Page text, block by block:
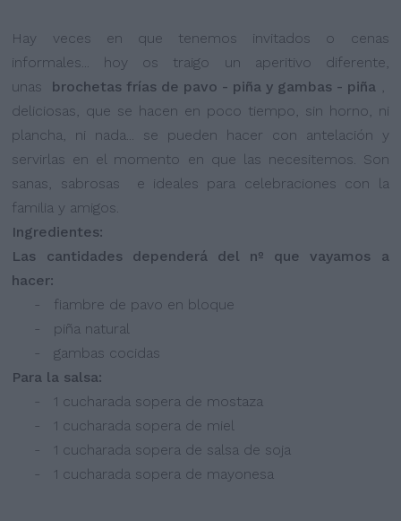
Hay veces en que tenemos invitados o cenas
informales... hoy os traigo un aperitivo diferente,
unas brochetas frías de pavo - piña y gambas - piña ,
deliciosas, que se hacen en poco tiempo, sin horno, ni
plancha, ni nada... se pueden hacer con antelación y
servirlas en el momento en que las necesitemos. Son
sanas, sabrosas e ideales para celebraciones con la
familia y amigos.
Ingredientes:
Las cantidades dependerá del nº que vayamos a
hacer:
- fiambre de pavo en bloque
- piña natural
- gambas cocidas
Para la salsa:
- 1 cucharada sopera de mostaza
- 1 cucharada sopera de miel
- 1 cucharada sopera de salsa de soja
- 1 cucharada sopera de mayonesa